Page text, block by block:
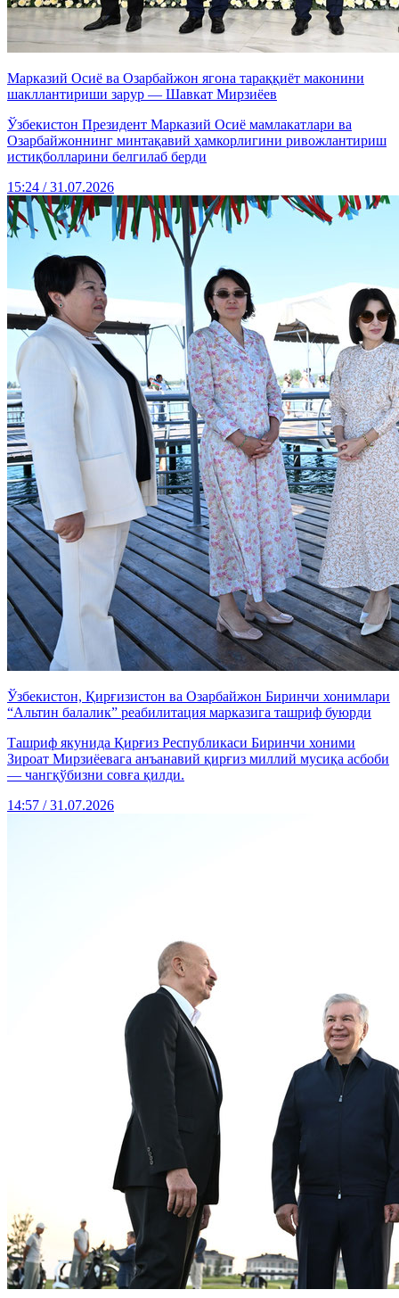
Марказий Осиё ва Озарбайжон ягона тараққиёт маконини
шакллантириши зарур — Шавкат Мирзиёев
Ўзбекистон Президент Марказий Осиё мамлакатлари ва
Озарбайжоннинг минтақавий ҳамкорлигини ривожлантириш
истиқболларини белгилаб берди
15:24 / 31.07.2026
Ўзбекистон, Қирғизистон ва Озарбайжон Биринчи хонимлари
“Альтин балалик” реабилитация марказига ташриф буюрди
Ташриф якунида Қирғиз Республикаси Биринчи хоними
Зироат Мирзиёевага анъанавий қирғиз миллий мусиқа асбоби
— чангқўбизни совға қилди.
14:57 / 31.07.2026